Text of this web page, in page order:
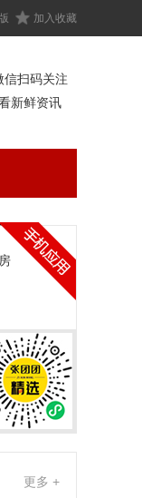
加入收藏
信扫码关注
新鲜资讯
更多 +